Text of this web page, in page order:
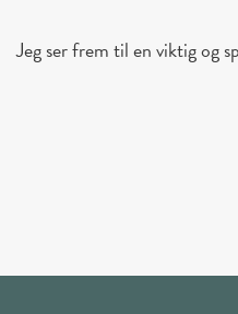
Jeg ser frem til en viktig og